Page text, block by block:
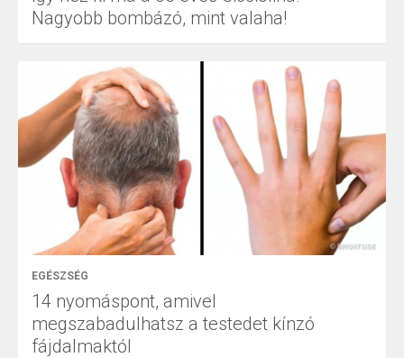
Nagyobb bombázó, mint valaha!
EGÉSZSÉG
14 nyomáspont, amivel
megszabadulhatsz a testedet kínzó
fájdalmaktól